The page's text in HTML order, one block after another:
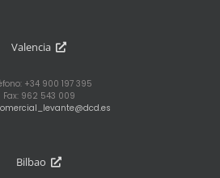
Valencia
+34 900 197 395
Fax: 962 543 009
Bilbao